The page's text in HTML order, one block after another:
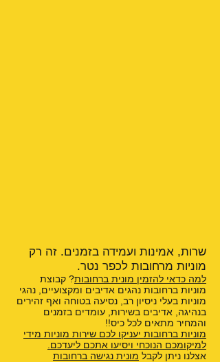
שרות, אמינות ועמידה בזמנים. זה רק
מוניות מרחובות לכפר נטר.
למה כדאי להזמין מונית ברחובות? קבוצת
מוניות ברחובות נהגים אדיבים ומקצועיים, נהגי
מוניות בעלי ניסיון רב, נסיעה בטוחה ואף זהירים
בנהיגה, אדיבים בשירות, עומדים בזמנים
והמחיר מתאים לכל כיס!!
מוניות ברחובות יעניקו לכם שירות מוניות מידי
למיקומכם הנוכחי ויסיעו אתכם ליעדכם.
אצלנו ניתן לקבל מונית נגישה ברחובות